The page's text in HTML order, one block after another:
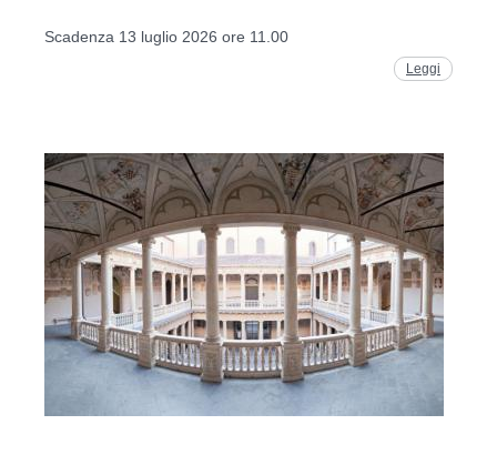
Scadenza 13 luglio 2026 ore 11.00
Leggi